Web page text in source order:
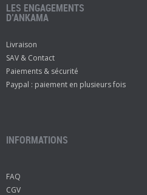
LES ENGAGEMENTS
D’ANKAMA
Livraison
SAV & Contact
Paiements & sécurité
Paypal : paiement en plusieurs fois
INFORMATIONS
FAQ
CGV